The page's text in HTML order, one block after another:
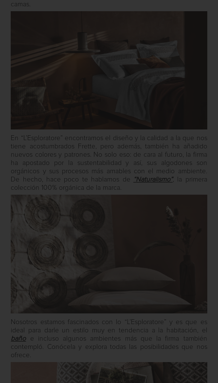
camas.
En “L’Esploratore” encontramos el diseño y la calidad a la que nos
tiene acostumbrados Frette, pero además, también ha añadido
nuevos colores y patrones. No solo eso: de cara al futuro, la firma
ha apostado por la sustentabilidad y así, sus algodones son
orgánicos y sus procesos más amables con el medio ambiente.
De hecho, hace poco te hablamos de
“Naturalismo”, la primera
colección 100% orgánica de la marca.
Nosotros estamos fascinados con lo “L’Esploratore” y es que es
ideal para darle un estilo muy en tendencia a la habitación, el
bañoe incluso algunos ambientes más que la firma también
contempló. Conócela y explora todas las posibilidades que nos
ofrece.